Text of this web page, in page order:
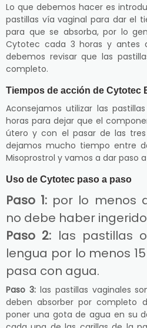
Lo que debemos hacer es
pastillas vía vaginal para dar el
para que se absorba, por lo
Cytotec cada 3 horas y antes
debemos revisar que las
completo.
Tiempos de acción de Cytotec
Aconsejamos utilizar las
horas para dejar que el
útero y con el pasar de las
dejamos mucho tiempo entre
Misoprostrol y vamos a dar paso
Uso de Cytotec paso a paso
Paso 1: por lo menos
no debe haber
Paso 2: las pastillas
lengua por lo menos
pasa con agua.
Paso 3:las pastillas vaginales
deben absorber por completo
poner una gota de agua en su